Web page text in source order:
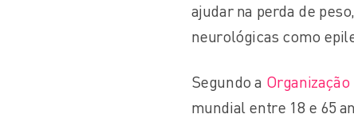
ajudar na perda de
neurológicas como
Segundo a
mundial entre 18 e 65